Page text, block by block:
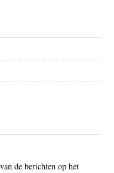
de berichten op het